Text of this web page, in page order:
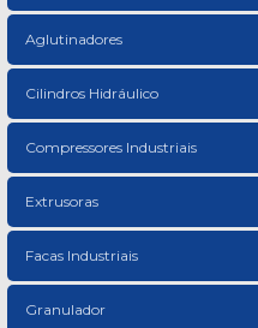
Aglutinadores
Cilindros Hidráulico
Compressores Industriais
Extrusoras
Facas Industriais
Granulador